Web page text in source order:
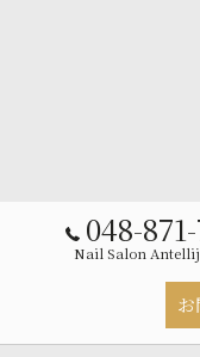
048-
Nail Salon
お